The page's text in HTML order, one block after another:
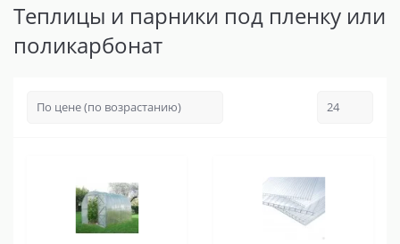
Теплицы и парники под пленку или
поликарбонат